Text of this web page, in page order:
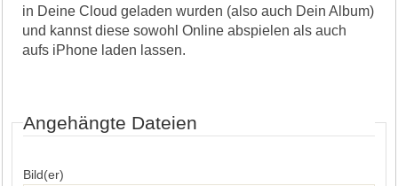
in Deine Cloud geladen wurden (also auch Dein Album)
und kannst diese sowohl Online abspielen als auch
aufs iPhone laden lassen.
Angehängte Dateien
Bild(er)